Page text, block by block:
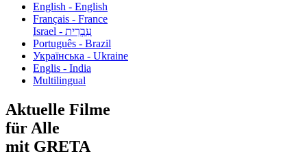
English - English
Français - France
עִבְרִית - Israel
Português - Brazil
Українська - Ukraine
Englis - India
Multilingual
Aktuelle Filme
für Alle
mit GRETA